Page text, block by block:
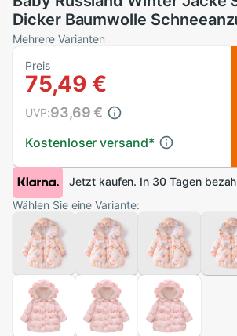
Dicker Baumwolle
Neugeborenen Warme
Kapuze Jacke für Mädchen
Tragen Mäntel
Mehrere Varianten
Preis
75,49 €
Kostenloser versand*
UVP:93,69 €
Jetzt kaufen. In 30 Tagen
Wählen Sie eine Variante: